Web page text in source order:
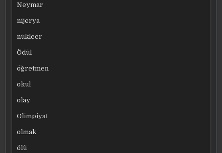
Neymar
nijerya
nükleer
Ödül
öğretmen
okul
olay
Olimpiyat
olmak
ölü